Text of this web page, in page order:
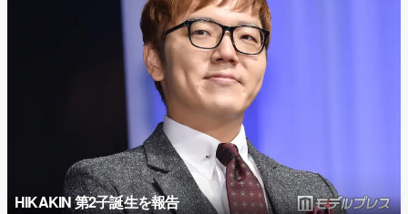
HIKAKIN 第2子誕生を報告